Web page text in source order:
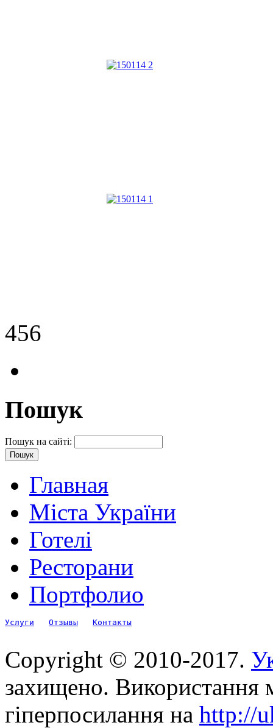
456
Пошук
Пошук на сайті:
Главная
Міста України
Готелі
Ресторани
Портфолио
Услуги Отзывы Контакты
Copyright © 2010-2017.
захищено. Використання
гіперпосилання на http://